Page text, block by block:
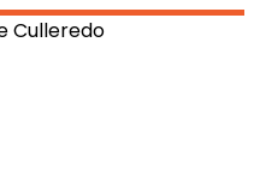
Culleredo